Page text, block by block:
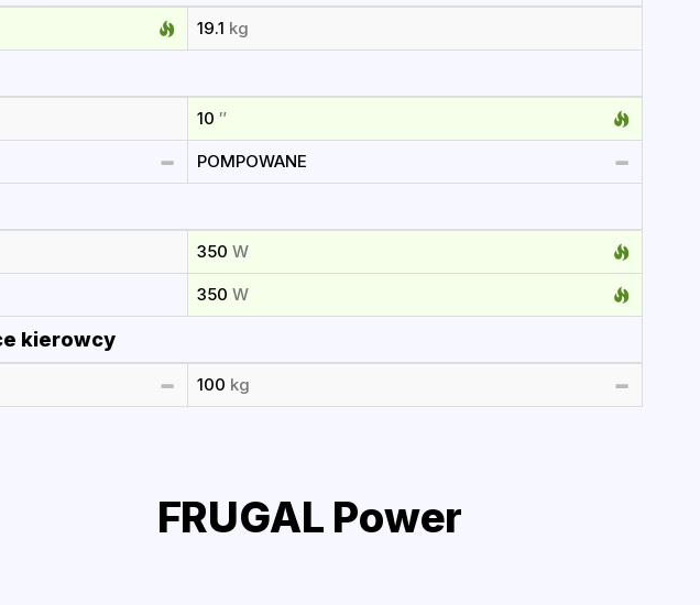
19.1 kg
10 ″
POMPOWANE
350 W
350 W
kierowcy
100 kg
FRUGAL Power